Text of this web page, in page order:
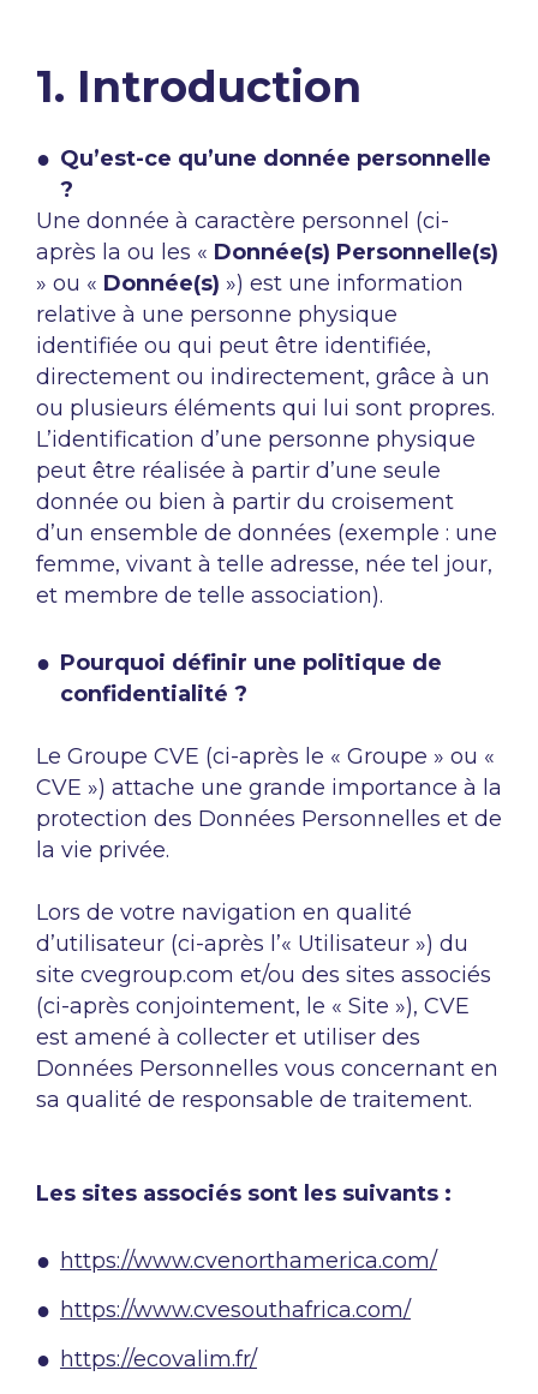
1. Introduction
Qu’est-ce qu’une donnée personnelle
?
Une donnée à caractère personnel (ci-
après la ou les « Donnée(s) Personnelle(s)
» ou « Donnée(s) ») est une information
relative à une personne physique
identifiée ou qui peut être identifiée,
directement ou indirectement, grâce à un
ou plusieurs éléments qui lui sont propres.
L’identification d’une personne physique
peut être réalisée à partir d’une seule
donnée ou bien à partir du croisement
d’un ensemble de données (exemple : une
femme, vivant à telle adresse, née tel jour,
et membre de telle association).
Pourquoi définir une politique de
confidentialité ?
Le Groupe CVE (ci-après le « Groupe » ou «
CVE ») attache une grande importance à la
protection des Données Personnelles et de
la vie privée.
Lors de votre navigation en qualité
d’utilisateur (ci-après l’« Utilisateur ») du
site cvegroup.com et/ou des sites associés
(ci-après conjointement, le « Site »), CVE
est amené à collecter et utiliser des
Données Personnelles vous concernant en
sa qualité de responsable de traitement.
Les sites associés sont les suivants :
https://www.cvenorthamerica.com/
https://www.cvesouthafrica.com/
https://ecovalim.fr/